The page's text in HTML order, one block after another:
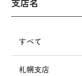
すべて
札幌支店